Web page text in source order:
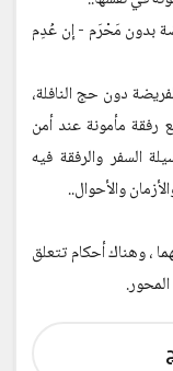
بدون مَحْرَم - إن عُدِم
دون حج النافلة،
رفقة مأمونة عند أمن
السفر والرفقة فيه
والأحوال..
، وهناك أحكام تتعلق